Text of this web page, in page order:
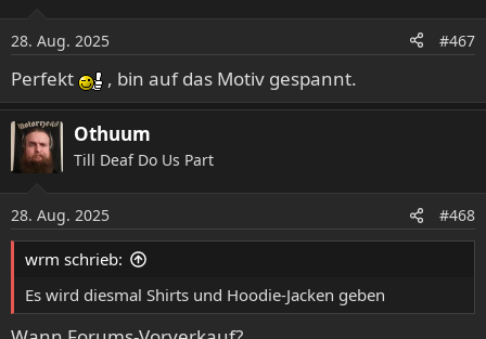
n
e
n
:
28. Aug. 2025 #467
Perfekt , bin auf das Motiv gespannt.
Othuum
Till Deaf Do Us Part
28. Aug. 2025 #468
wrm schrieb:
Es wird diesmal Shirts und Hoodie-Jacken geben